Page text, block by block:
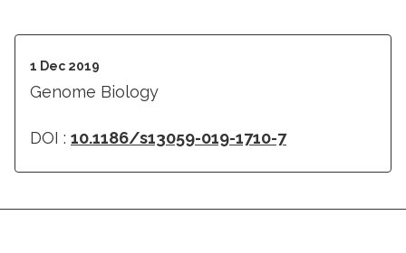
1 Dec 2019
Genome Biology
DOI : 10.1186/s13059-019-1710-7